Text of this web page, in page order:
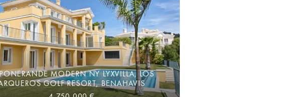
MODERN NY LYXVILLA, LOS
GOLF RESORT, BENAHAVIS